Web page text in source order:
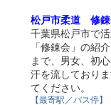
松戸市柔道 修
千葉県松戸市で
「修錬会」の紹
まで、男女、初
汗を流しており
てください。
【最寄駅／バス停】